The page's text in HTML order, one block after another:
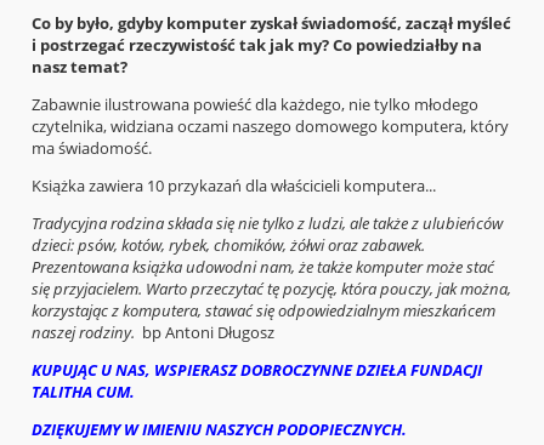
Co by było, gdyby komputer zyskał świadomość, zaczął myśleć
i postrzegać rzeczywistość tak jak my?Co powiedziałby na
nasz temat?
Zabawnie ilustrowana powieść dla każdego, nie tylko młodego
czytelnika, widziana oczami naszego domowego komputera, który
ma świadomość.
Książka zawiera 10 przykazań dla właścicieli komputera...
Tradycyjna rodzina składa się nie tylko z ludzi, ale także z ulubieńców
dzieci: psów, kotów, rybek, chomików, żółwi oraz zabawek.
Prezentowana książka udowodni nam, że także komputer może stać
się przyjacielem. Warto przeczytać tę pozycję, która pouczy, jak można,
korzystając z komputera, stawać się odpowiedzialnym mieszkańcem
naszej rodziny. bp Antoni Długosz
KUPUJĄC U NAS, WSPIERASZ DOBROCZYNNE DZIEŁA FUNDACJI
TALITHA CUM.
DZIĘKUJEMY W IMIENIU NASZYCH PODOPIECZNYCH.